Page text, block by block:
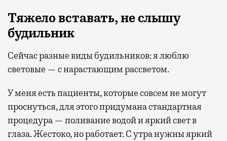
Тяжело вставать, не слышу
будильник
Сейчас разные виды будильников: я люблю
световые — с нарастающим рассветом.
У меня есть пациенты, которые совсем не могут
проснуться, для этого придумана стандартная
процедура — поливание водой и яркий свет в
глаза. Жестоко, но работает. С утра нужны яркий